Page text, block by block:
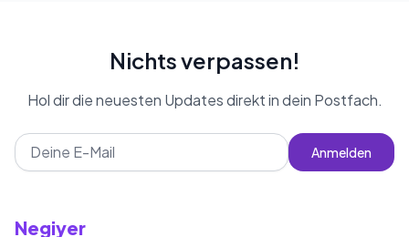
Nichts verpassen!
Hol dir die neuesten Updates direkt in dein Postfach.
Anmelden
Negiyer